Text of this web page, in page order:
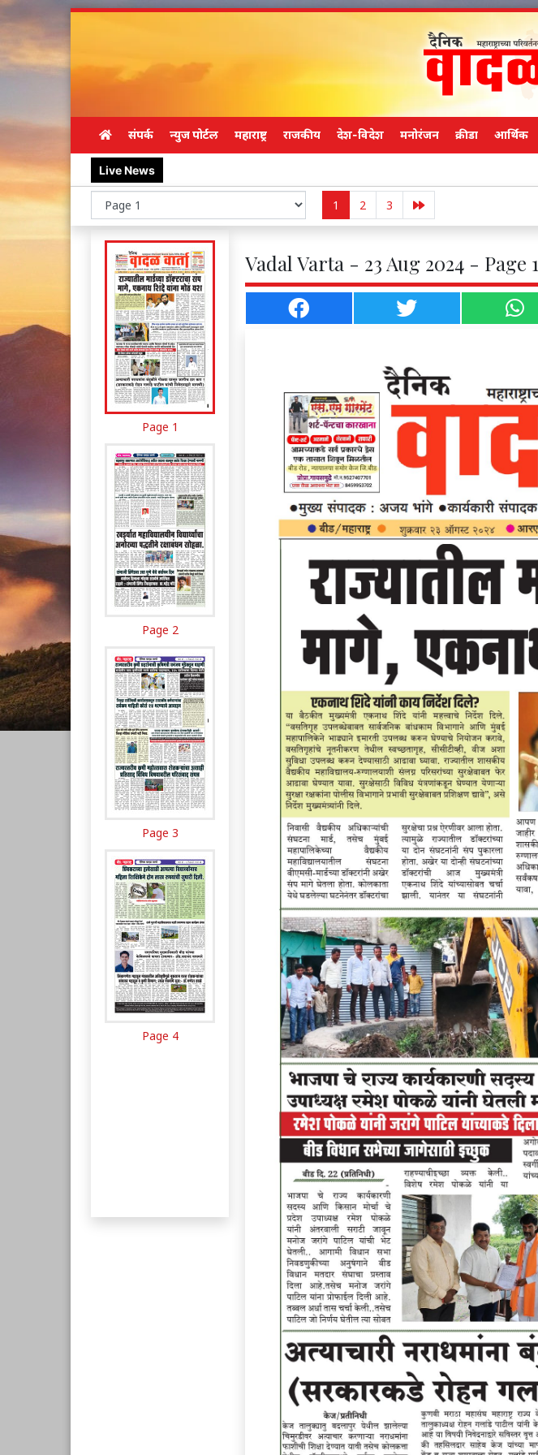
संपर्क न्युज पोर्टल महाराष्ट्र राजकीय देश-विदेश मनोरंजन क्रीडा आर्थिक
Live News
1 2 3
Page 1
Page 2
Page 3
Page 4
Vadal Varta - 23 Aug 2024 - Page 1